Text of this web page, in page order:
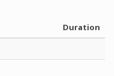
Duration